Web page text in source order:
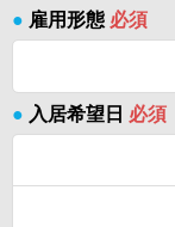
● 雇用形態 必須
● 入居希望日 必須